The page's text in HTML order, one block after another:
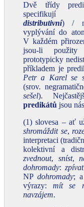
Dvě třídy
distributivní) /
vyplývání do
V každém
jsou‑li použity
prototypicky
příkladem je
Petr a Karel se
(srov.
sešel).
predikátů jsou
(1) slovesa – ať
shromáždit se,
interpretaci
kolektivní a
zvednout, sníst,
dohromady:
NPdohromady; a
výrazy:mít se
navzájem.